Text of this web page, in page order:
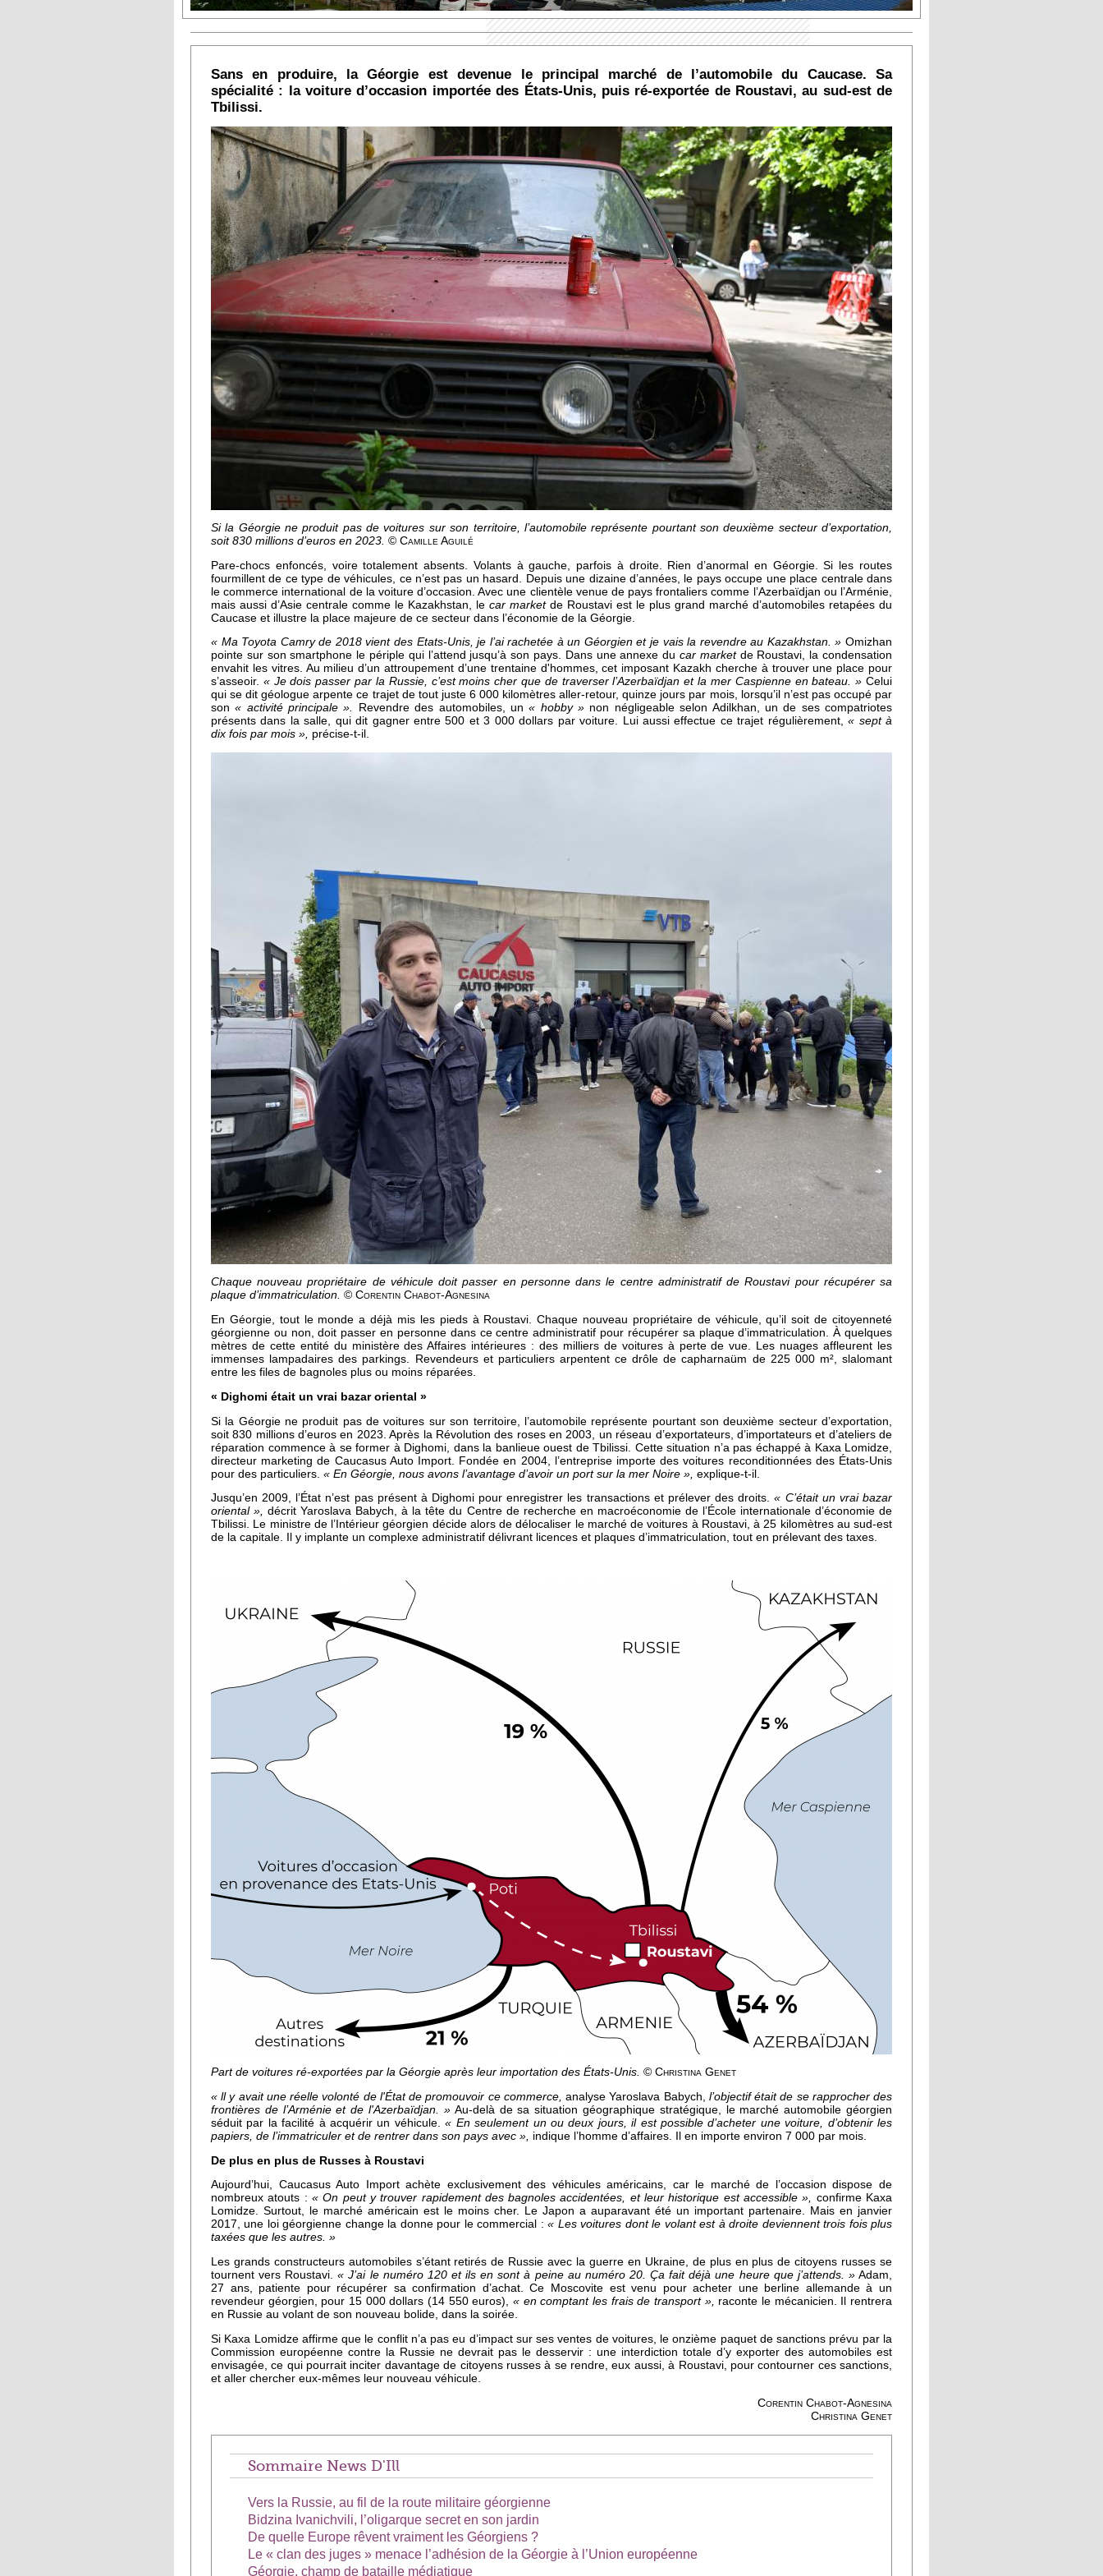
Sans en produire, la Géorgie est devenue le principal marché de l’automobile du Caucase. Sa
spécialité : la voiture d’occasion importée des États-Unis, puis ré-exportée de Roustavi, au sud-est de
Tbilissi.
Si la Géorgie ne produit pas de voitures sur son territoire, l’automobile représente pourtant son deuxième secteur d’exportation,
soit 830 millions d’euros en 2023. © Camille Aguilé
Pare-chocs enfoncés, voire totalement absents. Volants à gauche, parfois à droite. Rien d’anormal en Géorgie. Si les routes
fourmillent de ce type de véhicules, ce n’est pas un hasard. Depuis une dizaine d’années, le pays occupe une place centrale dans
le commerce international de la voiture d’occasion. Avec une clientèle venue de pays frontaliers comme l’Azerbaïdjan ou l’Arménie,
mais aussi d’Asie centrale comme le Kazakhstan, le car marketde Roustavi est le plus grand marché d’automobiles retapées du
Caucase et illustre la place majeure de ce secteur dans l’économie de la Géorgie.
« Ma Toyota Camry de 2018 vient des Etats-Unis, je l’ai rachetée à un Géorgien et je vais la revendre au Kazakhstan. » Omizhan
pointe sur son smartphone le périple qui l’attend jusqu’à son pays. Dans une annexe du car marketde Roustavi, la condensation
envahit les vitres. Au milieu d’un attroupement d’une trentaine d'hommes, cet imposant Kazakh cherche à trouver une place pour
s’asseoir. « Je dois passer par la Russie, c’est moins cher que de traverser l’Azerbaïdjan et la mer Caspienne en bateau. » Celui
qui se dit géologue arpente ce trajet de tout juste 6 000 kilomètres aller-retour, quinze jours par mois, lorsqu’il n’est pas occupé par
son« activité principale ». Revendre des automobiles, un« hobby » non négligeable selon Adilkhan, un de ses compatriotes
présents dans la salle, qui dit gagner entre 500 et 3 000 dollars par voiture. Lui aussi effectue ce trajet régulièrement,« sept à
dix fois par mois », précise-t-il.
Chaque nouveau propriétaire de véhicule doit passer en personne dans le centre administratif de Roustavi pour récupérer sa
plaque d’immatriculation. © Corentin Chabot-Agnesina
En Géorgie, tout le monde a déjà mis les pieds à Roustavi. Chaque nouveau propriétaire de véhicule, qu’il soit de citoyenneté
géorgienne ou non, doit passer en personne dans ce centre administratif pour récupérer sa plaque d’immatriculation. À quelques
mètres de cette entité du ministère des Affaires intérieures : des milliers de voitures à perte de vue. Les nuages affleurent les
immenses lampadaires des parkings. Revendeurs et particuliers arpentent ce drôle de capharnaüm de 225 000 m², slalomant
entre les files de bagnoles plus ou moins réparées.
« Dighomi était un vrai bazar oriental »
Si la Géorgie ne produit pas de voitures sur son territoire, l’automobile représente pourtant son deuxième secteur d’exportation,
soit 830 millions d’euros en 2023. Après la Révolution des roses en 2003, un réseau d’exportateurs, d’importateurs et d’ateliers de
réparation commence à se former à Dighomi, dans la banlieue ouest de Tbilissi. Cette situation n’a pas échappé à Kaxa Lomidze,
directeur marketing de Caucasus Auto Import. Fondée en 2004, l’entreprise importe des voitures reconditionnées des États-Unis
pour des particuliers. « En Géorgie, nous avons l’avantage d’avoir un port sur la mer Noire », explique-t-il.
Jusqu’en 2009, l’État n’est pas présent à Dighomi pour enregistrer les transactions et prélever des droits.« C’était un vrai bazar
oriental », décrit Yaroslava Babych, à la tête du Centre de recherche en macroéconomie de l’École internationale d’économie de
Tbilissi. Le ministre de l’Intérieur géorgien décide alors de délocaliser le marché de voitures à Roustavi, à 25 kilomètres au sud-est
de la capitale. Il y implante un complexe administratif délivrant licences et plaques d’immatriculation, tout en prélevant des taxes.
Part de voitures ré-exportées par la Géorgie après leur importation des États-Unis. © Christina Genet
« ll y avait une réelle volonté de l'État de promouvoir ce commerce, analyse Yaroslava Babych, l’objectif était de se rapprocher des
frontières de l’Arménie et de l'Azerbaïdjan. »Au-delà de sa situation géographique stratégique, le marché automobile géorgien
séduit par la facilité à acquérir un véhicule.« En seulement un ou deux jours, il est possible d’acheter une voiture, d’obtenir les
papiers, de l’immatriculer et de rentrer dans son pays avec », indique l’homme d’affaires. Il en importe environ 7 000 par mois.
De plus en plus de Russes à Roustavi
Aujourd’hui, Caucasus Auto Import achète exclusivement des véhicules américains, car le marché de l’occasion dispose de
nombreux atouts : « On peut y trouver rapidement des bagnoles accidentées, et leur historique est accessible », confirme Kaxa
Lomidze. Surtout, le marché américain est le moins cher. Le Japon a auparavant été un important partenaire. Mais en janvier
2017, une loi géorgienne change la donne pour le commercial :« Les voitures dont le volant est à droite deviennent trois fois plus
taxées que les autres. »
Les grands constructeurs automobiles s’étant retirés de Russie avec la guerre en Ukraine, de plus en plus de citoyens russes se
tournent vers Roustavi.« J’ai le numéro 120 et ils en sont à peine au numéro 20. Ça fait déjà une heure que j’attends. »Adam,
27 ans, patiente pour récupérer sa confirmation d’achat. Ce Moscovite est venu pour acheter une berline allemande à un
revendeur géorgien, pour 15 000 dollars (14 550 euros), « en comptant les frais de transport », raconte le mécanicien. Il rentrera
en Russie au volant de son nouveau bolide, dans la soirée.
Si Kaxa Lomidze affirme que le conflit n’a pas eu d’impact sur ses ventes de voitures, le onzième paquet de sanctions prévu par la
Commission européenne contre la Russie ne devrait pas le desservir : une interdiction totale d’y exporter des automobiles est
envisagée, ce qui pourrait inciter davantage de citoyens russes à se rendre, eux aussi, à Roustavi, pour contourner ces sanctions,
et aller chercher eux-mêmes leur nouveau véhicule.
Corentin Chabot-Agnesina
Christina Genet
Sommaire News D'Ill
Vers la Russie, au fil de la route militaire géorgienne
Bidzina Ivanichvili, l’oligarque secret en son jardin
De quelle Europe rêvent vraiment les Géorgiens ?
Le « clan des juges » menace l’adhésion de la Géorgie à l’Union européenne
Géorgie, champ de bataille médiatique